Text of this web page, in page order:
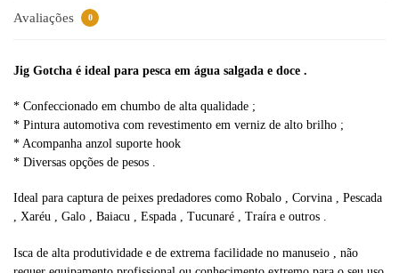
e
Avaliações 0
Jig Gotcha é ideal para pesca em água salgada e doce .
* Confeccionado em chumbo de alta qualidade ;
* Pintura automotiva com revestimento em verniz de alto brilho ;
* Acompanha anzol suporte hook
* Diversas opções de pesos .
Ideal para captura de peixes predadores como Robalo , Corvina , Pescada
, Xaréu , Galo , Baiacu , Espada , Tucunaré , Traíra e outros .
Isca de alta produtividade e de extrema facilidade no manuseio , não